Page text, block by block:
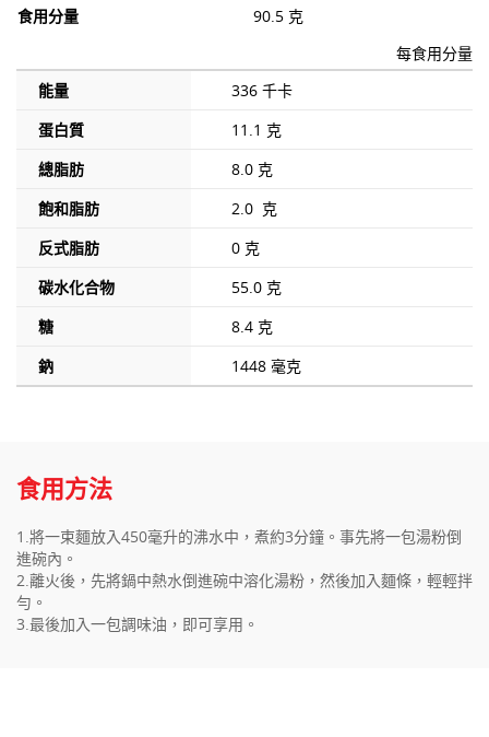
食用分量
90.5 克
每食用分量
能量
336 千卡
蛋白質
11.1 克
總脂肪
8.0 克
飽和脂肪
2.0 克
反式脂肪
0 克
碳水化合物
55.0 克
糖
8.4 克
鈉
1448 毫克
食用方法
1.將一束麵放入450毫升的沸水中，煮約3分鐘。事先將一包湯粉倒
進碗內。
2.離火後，先將鍋中熱水倒進碗中溶化湯粉，然後加入麵條，輕輕拌
勻。
3.最後加入一包調味油，即可享用。